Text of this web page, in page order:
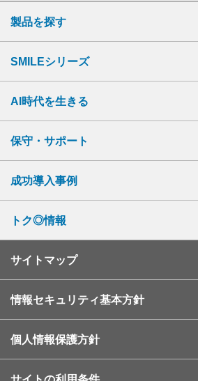
製品を探す
SMILEシリーズ
AI時代を生きる
保守・サポート
成功導入事例
トク◎情報
サイトマップ
情報セキュリティ基本方針
個人情報保護方針